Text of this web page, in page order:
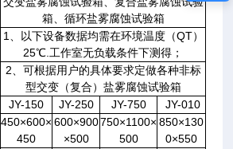
箱、循环盐雾腐蚀试验箱
1、以下设备数据均需在环境温度（QT）
25℃.工作室无负载条件下测得；
2、可根据用户的具体要求定做各种非标
型交变（复合）盐雾腐蚀试验箱
JY-150 JY-250 JY-750
JY-010
450×600×
450
600×900
×500
750×1100×
500
850×130
0×550